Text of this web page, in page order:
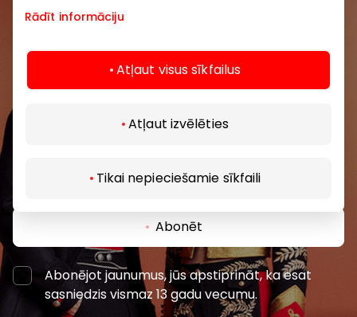
Rādīt informāciju
Atļaut visus sīkfailus
Atļaut izvēlēties
Tikai nepieciešamie sīkfaili
Pievienojieties mūsu kopienai
Uzzini pirmais par labākajiem piedāvājumiem,
pasākumiem un jaunāko informāciju iepirkšanās un
izklaides centros “AKROPOLE Alfa” un “AKROPOLE
Abonēt
Abonējot jaunumus, jūs apstiprināt, ka esat
sasniedzis vismaz 13 gadu vecumu.